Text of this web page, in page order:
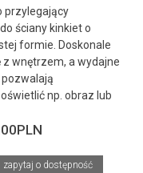
przylegający
ściany kinkiet o
formie. Doskonale
z wnętrzem, a wydajne
pozwalają
np. obraz lub
zapytaj o dostępność